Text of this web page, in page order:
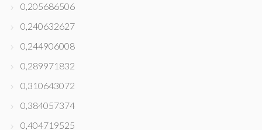
0,205686506
0,240632627
0,244906008
0,289971832
0,310643072
0,384057374
0,404719525